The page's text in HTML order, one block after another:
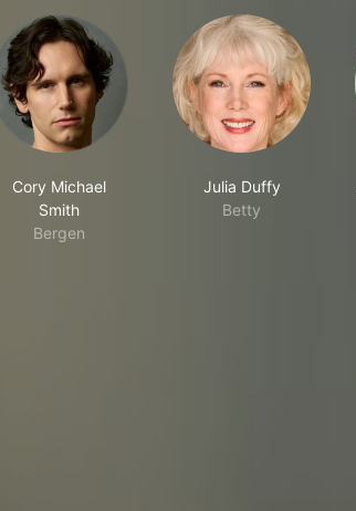
Cory Michael
Smith
Bergen
Julia Duffy
Betty